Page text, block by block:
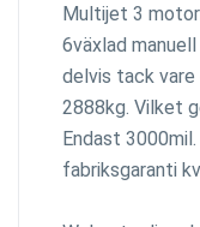
Multijet 3
6växlad
delvis tack
2888kg. Vilket
Endast
fabriksgaranti